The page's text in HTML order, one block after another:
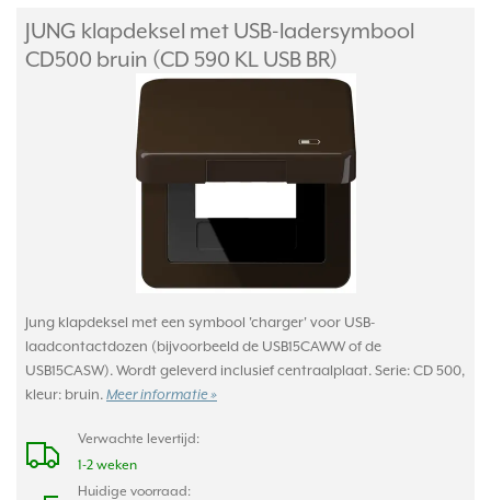
JUNG klapdeksel met USB-ladersymbool
CD500 bruin (CD 590 KL USB BR)
Jung klapdeksel met een symbool 'charger' voor USB-
laadcontactdozen (bijvoorbeeld de USB15CAWW of de
USB15CASW). Wordt geleverd inclusief centraalplaat. Serie: CD 500,
kleur: bruin. Meer informatie »
Verwachte levertijd:
1-2 weken
Huidige voorraad: